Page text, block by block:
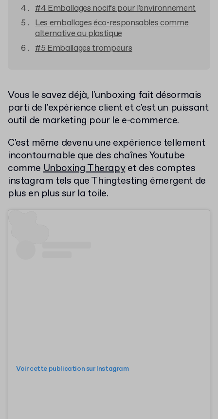
#4 Emballages nocifs pour l'environnement
Les emballages éco-responsables comme
alternative au plastique
#5 Emballages trompeurs
Vous le savez déjà, l'unboxing fait désormais
parti de l'expérience client et c'est un puissant
outil de marketing pour le e-commerce.
C'est même devenu une expérience tellement
incontournable que des chaînes Youtube
commeUnboxing Therapyet des comptes
instagram tels que Thingtesting émergent de
plus en plus sur la toile.
Voir cette publication sur Instagram